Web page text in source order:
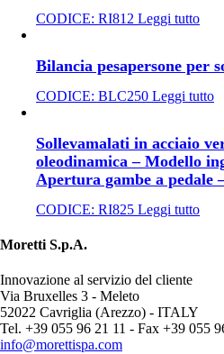
CODICE: RI812 Leggi tutto
Bilancia pesapersone per
CODICE: BLC250 Leggi tutto
Sollevamalati in acciaio
oleodinamica – Modello
Apertura gambe a pedale
CODICE: RI825 Leggi tutto
Moretti S.p.A.
Innovazione al servizio del cliente
Via Bruxelles 3 - Meleto
52022 Cavriglia (Arezzo) - ITALY
Tel. +39 055 96 21 11 - Fax +39 055
info@morettispa.com